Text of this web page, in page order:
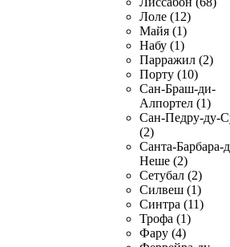
Лоле (12)
Майя (1)
Набу (1)
Парражил (2)
Порту (10)
Сан-Браш-ди-
Алпортел (1)
Сан-Педру-ду-
(2)
Санта-Барбара-
Неше (2)
Сетубал (2)
Силвеш (1)
Синтра (11)
Трофа (1)
Фару (4)